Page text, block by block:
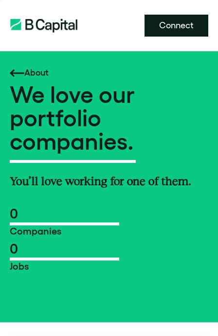
Connect
About
We love our
portfolio
companies.
You’ll love working for one of them.
0
Companies
0
Jobs